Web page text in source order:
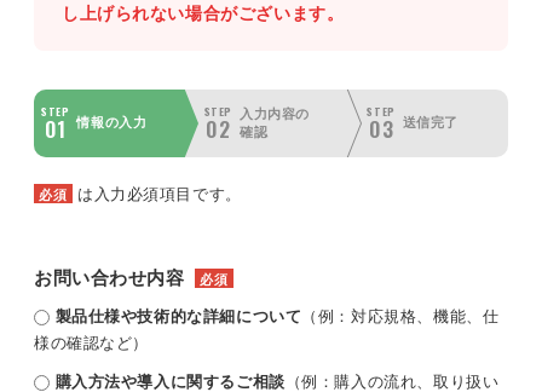
し上げられない場合がございます。
STEP
01 情報の入力
STEP
02
入力内容の
確認
STEP
03 送信完了
必須 は入力必須項目です。
お問い合わせ内容 必須
製品仕様や技術的な詳細について （例：対応規格、機能、仕
様の確認など）
購入方法や導入に関するご相談 （例：購入の流れ、取り扱い